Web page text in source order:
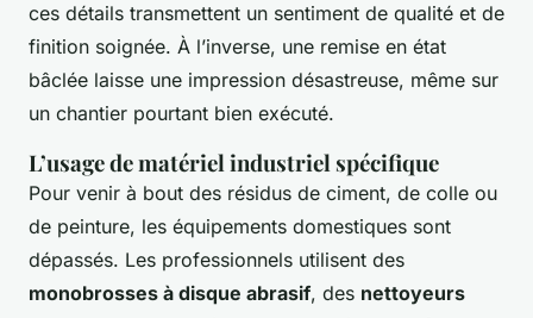
ces détails transmettent un sentiment de qualité et de
finition soignée. À l’inverse, une remise en état
bâclée laisse une impression désastreuse, même sur
un chantier pourtant bien exécuté.
L’usage de matériel industriel spécifique
Pour venir à bout des résidus de ciment, de colle ou
de peinture, les équipements domestiques sont
dépassés. Les professionnels utilisent des
monobrosses à disque abrasif, des nettoyeurs